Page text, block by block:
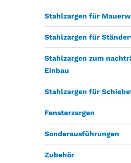
Stahlzargen für
Stahlzargen für
Stahlzargen zum
Einbau
Stahlzargen für
Fensterzargen
Sonderausführungen
Zubehör